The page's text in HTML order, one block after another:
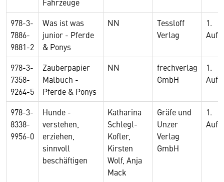
978-3-
7886-
9881-2
Was ist was
junior - Pferde
& Ponys
NN
Tessloff
Verlag
1.
978-3-
7358-
9264-5
Zauberpapier
Malbuch -
Pferde & Ponys
NN
frechverlag
GmbH
1.
978-3-
8338-
9956-0
Hunde -
verstehen,
erziehen,
sinnvoll
beschäftigen
Katharina
Schlegl-
Kofler,
Kirsten
Wolf, Anja
Mack
Gräfe und
Unzer
Verlag
GmbH
1.